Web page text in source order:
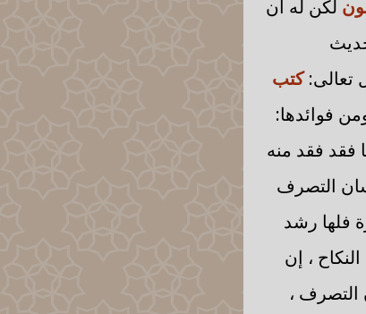
لكن له أن
تعالى:كتب
فوائدها:
فقد فقد منه
التصرف
فلها رشد
، إن
التصرف ،